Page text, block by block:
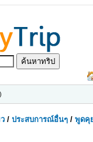
)
/ประสบการณ์อื่นๆ /พูดคุ